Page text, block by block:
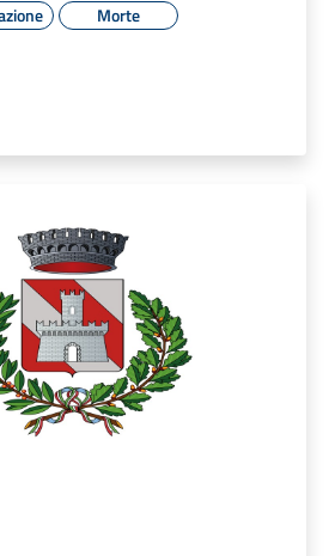
Morte